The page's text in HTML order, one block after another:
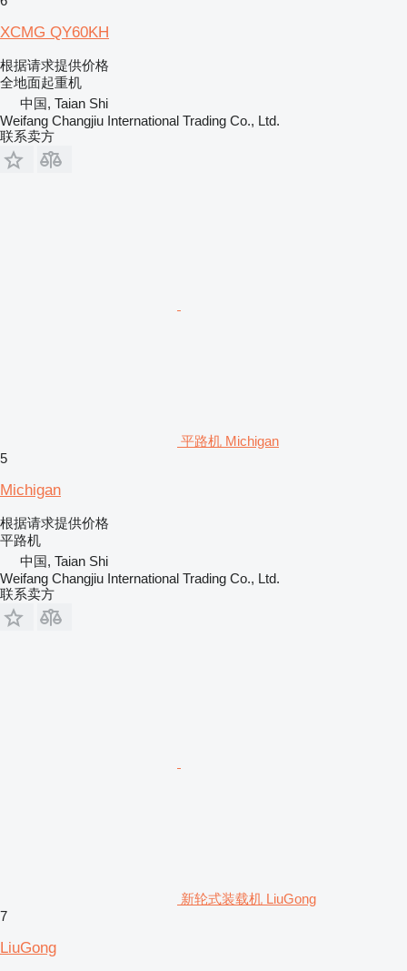
XCMG QY60KH
根据请求提供价格
全地面起重机
中国, Taian Shi
Weifang Changjiu International Trading Co., Ltd.
联系卖方
平路机 Michigan
5
Michigan
根据请求提供价格
平路机
中国, Taian Shi
Weifang Changjiu International Trading Co., Ltd.
联系卖方
新轮式装载机 LiuGong
7
LiuGong